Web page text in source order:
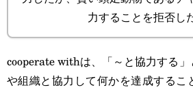
力することを拒否し
cooperate withは、「～と協力する
や組織と協力して何かを達成するこ